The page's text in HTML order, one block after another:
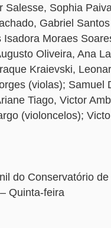
Salesse, Sophia
Gabriel
Moraes
Oliveira, Ana
Kraievski,
(violas); Samuel
Tiago, Victor
(violoncelos);
do Conservatório de
Quinta-feira